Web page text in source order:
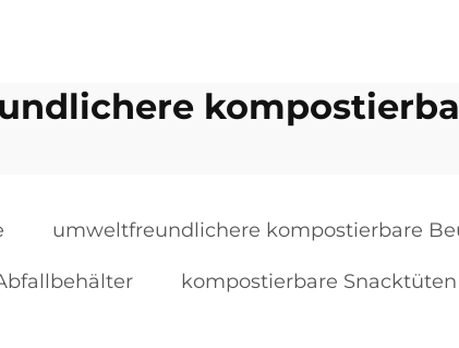
umweltfreundlichere kompostierbare
kompostierbare Snacktüten